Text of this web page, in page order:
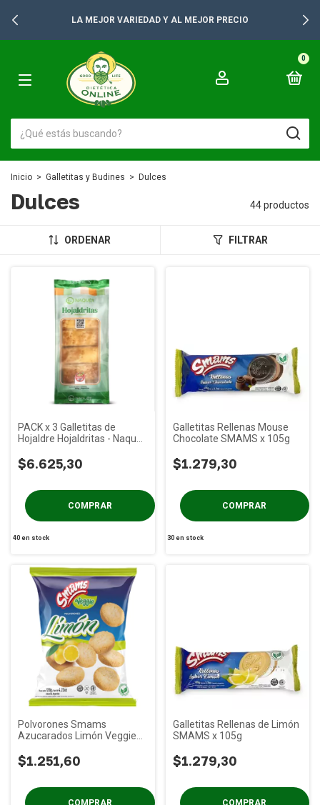
+2500 PRODUCTOS PARA TUS GONDOLAS
0
Inicio > Galletitas y Budines > Dulces
Dulces 44 productos
ORDENAR FILTRAR
PACK x 3 Galletitas de
Hojaldre Hojaldritas - Naquet
$6.625,30
40en stock
Galletitas Rellenas Mouse
Chocolate SMAMS x 105g
$1.279,30
30 en stock
Polvorones Smams
Azucarados Limón Veggies
$1.251,60
Galletitas Rellenas de Limón
SMAMS x 105g
$1.279,30